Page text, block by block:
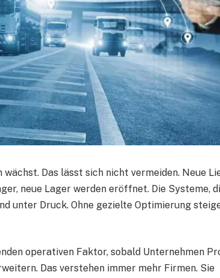
Das lässt sich nicht vermeiden. Neue
neue Lager werden eröffnet. Die Systeme,
unter Druck. Ohne gezielte Optimierung
operativen Faktor, sobald Unternehmen
Das verstehen immer mehr Firmen. Sie